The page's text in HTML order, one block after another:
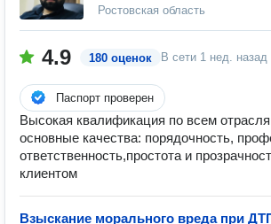
Ростовская область
4.9 180 оценок В сети 1 нед. назад
Паспорт проверен
Высокая квалификация по всем
основные качества: порядочность,
ответственность,простота и
клиентом
Взыскание морального вреда при